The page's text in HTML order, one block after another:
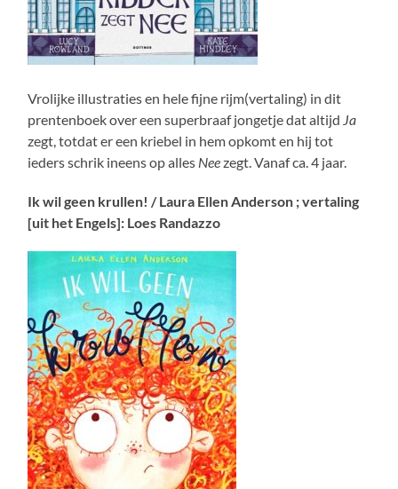
Vrolijke illustraties en hele fijne rijm(vertaling) in dit
prentenboek over een superbraaf jongetje dat altijd Ja
zegt, totdat er een kriebel in hem opkomt en hij tot
ieders schrik ineens op alles Neezegt. Vanaf ca. 4 jaar.
Ik wil geen krullen! / Laura Ellen Anderson ; vertaling
[uit het Engels]: Loes Randazzo